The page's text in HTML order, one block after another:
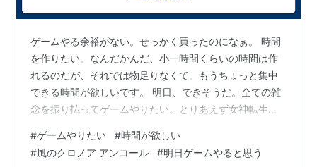
ゲームやる余裕がない。せっかく買ったのになぁ。 時間
を作りたい。なんだかんだ、小一時間くらいの時間は作
れるのだが、それでは物足りなくて。もうちょっと集中
できる時間が欲しいです。 明日、できそうだ。全ての雑
念を振り払ってゲームやりたい。とりあえず女神転生か
やってないのでこんなもんです。昨日風のクロノアのリ
マスター版を買いました。
#ゲームやりたい #時間が欲しい
#風のクロノア アンコール #明日ゲームやると思う